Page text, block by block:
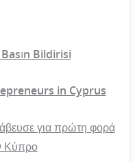
Bildirisi
in Cyprus
για πρώτη φορά
Κύπρο